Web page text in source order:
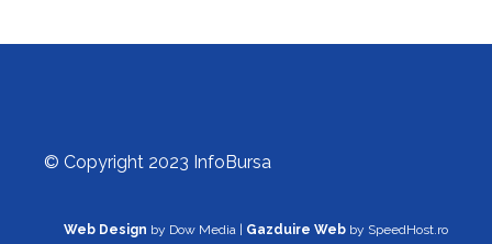
© Copyright 2023 InfoBursa
Web Design by Dow Media | Gazduire Web by SpeedHost.ro